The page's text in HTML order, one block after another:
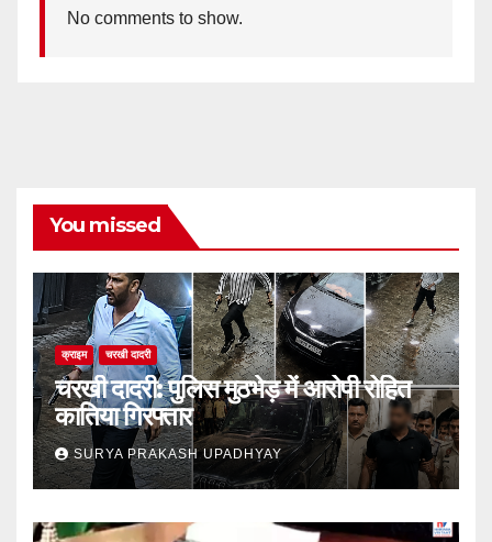
No comments to show.
You missed
क्राइम चरखी दादरी
चरखी दादरी: पुलिस मुठभेड़ में आरोपी रोहित
कातिया गिरफ्तार
SURYA PRAKASH UPADHYAY